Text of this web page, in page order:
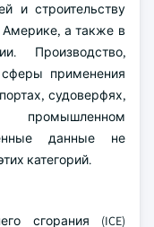
и строительству
а также в
Производство,
применения
судоверфях,
данные не
категорий.
сгорания (ICE)